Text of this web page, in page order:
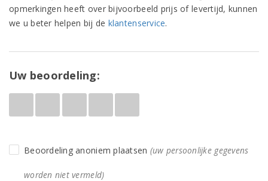
opmerkingen heeft over bijvoorbeeld prijs of levertijd, kunnen
we u beter helpen bij de klantenservice.
Uw beoordeling:
Beoordeling anoniem plaatsen (uw persoonlijke gegevens
worden niet vermeld)